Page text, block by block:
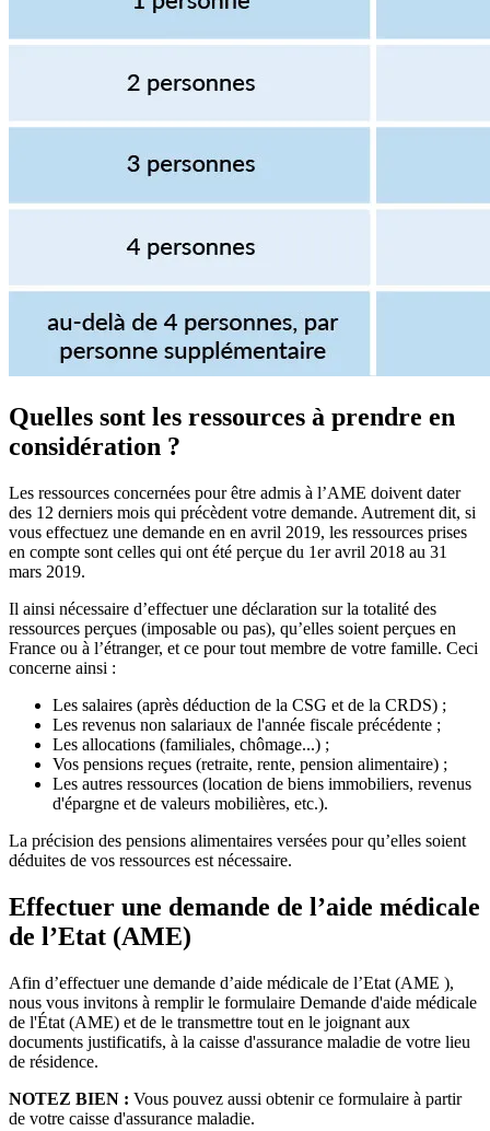
Quelles sont les ressources à prendre en
considération ?
Les ressources concernées pour être admis à l’AME doivent dater
des 12 derniers mois qui précèdent votre demande. Autrement dit, si
vous effectuez une demande en en avril 2019, les ressources prises
en compte sont celles qui ont été perçue du 1er avril 2018 au 31
mars 2019.
Il ainsi nécessaire d’effectuer une déclaration sur la totalité des
ressources perçues (imposable ou pas), qu’elles soient perçues en
France ou à l’étranger, et ce pour tout membre de votre famille. Ceci
concerne ainsi :
Les salaires (après déduction de la CSG et de la CRDS) ;
Les revenus non salariaux de l'année fiscale précédente ;
Les allocations (familiales, chômage...) ;
Vos pensions reçues (retraite, rente, pension alimentaire) ;
Les autres ressources (location de biens immobiliers, revenus
d'épargne et de valeurs mobilières, etc.).
La précision des pensions alimentaires versées pour qu’elles soient
déduites de vos ressources est nécessaire.
Effectuer une demande de l’aide médicale
de l’Etat (AME)
Afin d’effectuer une demande d’aide médicale de l’Etat (AME ),
nous vous invitons à remplir le formulaire Demande d'aide médicale
de l'État (AME) et de le transmettre tout en le joignant aux
documents justificatifs, à la caisse d'assurance maladie de votre lieu
de résidence.
NOTEZ BIEN : Vous pouvez aussi obtenir ce formulaire à partir
de votre caisse d'assurance maladie.